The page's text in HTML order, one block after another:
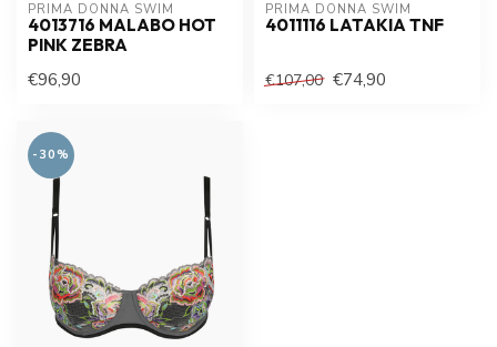
PRIMA DONNA SWIM
4013716 MALABO HOT
PINK ZEBRA
€96,90
PRIMA DONNA SWIM
4011116 LATAKIA TNF
€107,00 €74,90
-30%